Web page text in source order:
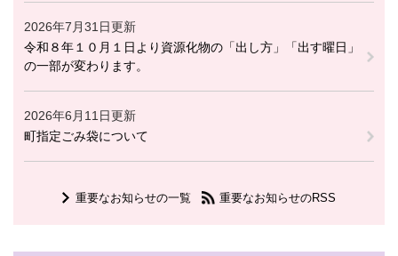
2026年7月31日更新
令和８年１０月１日より資源化物の「出し方」「出す曜日」
の一部が変わります。
2026年6月11日更新
町指定ごみ袋について
重要なお知らせの一覧 重要なお知らせのRSS